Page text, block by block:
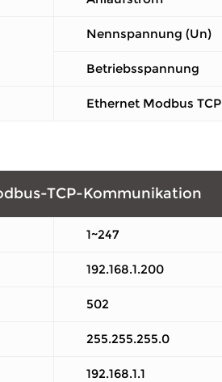
Nennspannung (Un)
Betriebsspannung
Ethernet Modbus TCP
TCP-Kommunikation
1~247
192.168.1.200
502
255.255.255.0
192.168.1.1